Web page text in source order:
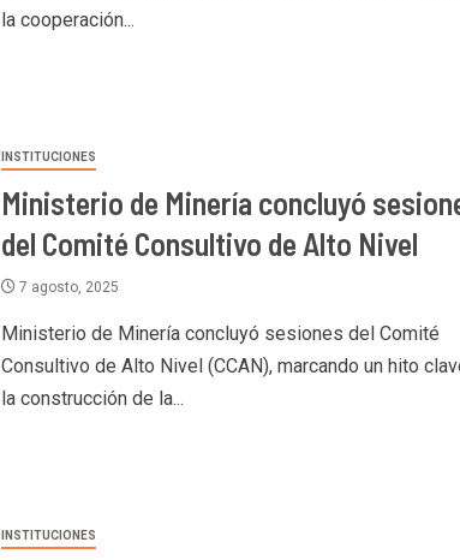
la cooperación...
INSTITUCIONES
Ministerio de Minería concluyó
del Comité Consultivo de Alto Nivel
7 agosto, 2025
Ministerio de Minería concluyó sesiones del Comité
Consultivo de Alto Nivel (CCAN), marcando un hito
la construcción de la...
INSTITUCIONES